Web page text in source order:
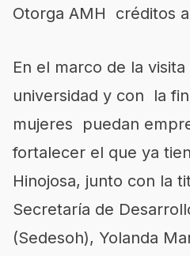
Otorga AMH créditos
En el marco de la
universidad y con la
mujeres puedan
fortalecer el que ya
Hinojosa, junto con la
Secretaría de
(Sedesoh), Yolanda